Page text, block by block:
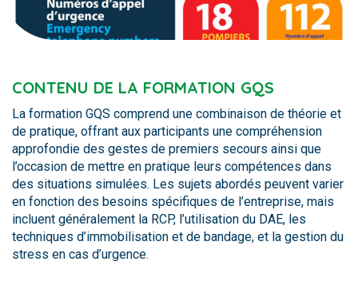
CONTENU DE LA FORMATION GQS
La formation GQS comprend une combinaison de théorie et
de pratique, offrant aux participants une compréhension
approfondie des gestes de premiers secours ainsi que
l’occasion de mettre en pratique leurs compétences dans
des situations simulées. Les sujets abordés peuvent varier
en fonction des besoins spécifiques de l’entreprise, mais
incluent généralement la RCP, l’utilisation du DAE, les
techniques d’immobilisation et de bandage, et la gestion du
stress en cas d’urgence.